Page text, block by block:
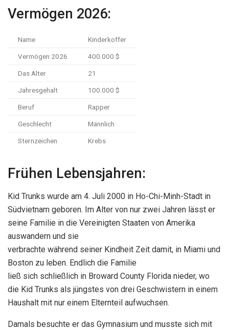
Vermögen 2026:
Name Kinderkoffer
Vermögen 2026 400.000 $
Das Alter 21
Jahresgehalt 100.000 $
Beruf Rapper
Geschlecht Männlich
Sternzeichen Krebs
Frühen Lebensjahren:
Kid Trunks wurde am 4. Juli 2000 in Ho-Chi-Minh-Stadt in
Südvietnam geboren. Im Alter von nur zwei Jahren lässt er
seine Familie in die Vereinigten Staaten von Amerika
auswandern und sie
verbrachte während seiner Kindheit Zeit damit, in Miami und
Boston zu leben. Endlich die Familie
ließ sich schließlich in Broward County Florida nieder, wo
die Kid Trunks als jüngstes von drei Geschwistern in einem
Haushalt mit nur einem Elternteil aufwuchsen.
Damals besuchte er das Gymnasium und musste sich mit